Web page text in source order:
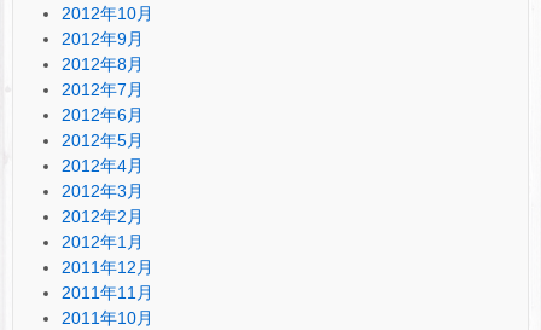
2012年10月
2012年9月
2012年8月
2012年7月
2012年6月
2012年5月
2012年4月
2012年3月
2012年2月
2012年1月
2011年12月
2011年11月
2011年10月